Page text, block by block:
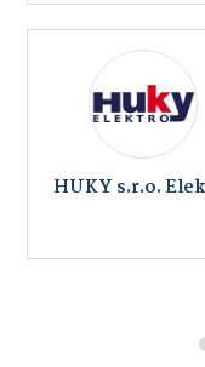
HUKY s.r.o.